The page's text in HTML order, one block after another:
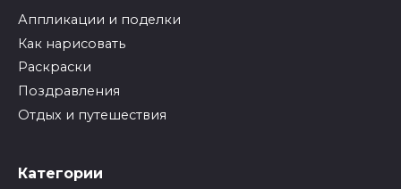
Аппликации и поделки
Как нарисовать
Раскраски
Поздравления
Отдых и путешествия
Категории